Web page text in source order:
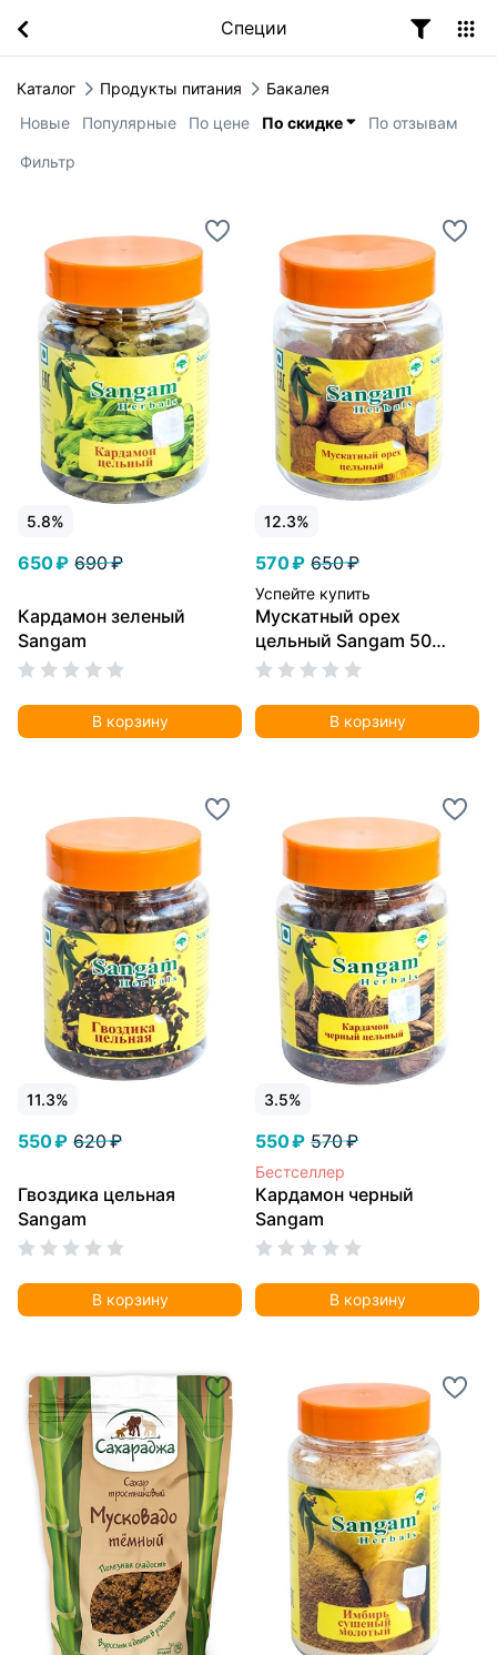
Специи
Каталог Продукты питания
Бакалея
Новые
Популярные По цене По скидке По отзывам
Фильтр
5.8%
650 ₽ 690 ₽
Кардамон зеленый
Sangam
В корзину
12.3%
570 ₽ 650 ₽
Успейте купить
Мускатный орех
цельный Sangam 50
грамм
В корзину
11.3%
550 ₽ 620 ₽
Гвоздика цельная
Sangam
В корзину
3.5%
550 ₽ 570 ₽
Бестселлер
Кардамон черный
Sangam
В корзину